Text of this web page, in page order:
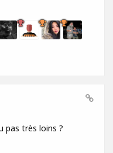
pas très loins ?